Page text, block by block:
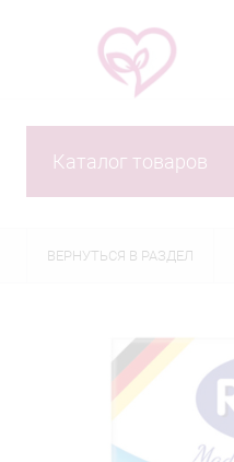
Каталог товаров
ВЕРНУТЬСЯ В РАЗДЕЛ